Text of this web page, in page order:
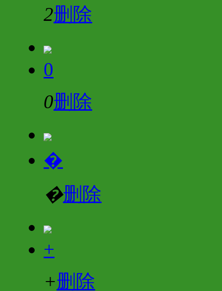
2删除
0
0删除
�
�删除
+
+删除